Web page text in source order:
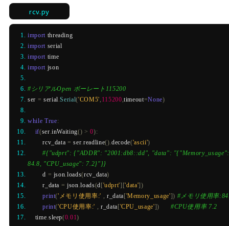
rcv.py
import threading
import serial
import time
import json
#シリアルOpen ボーレート115200
ser = serial.Serial('COM5', 115200,timeout=None)
while True:
if(ser.inWaiting() > 0):
        rcv_data
= ser.readline().decode('ascii')
#{"udprt": {"ADDR": "2001:db8::dd", "data": "{"Memory_usage":
84.8, "CPU_usage": 7.2}"}}
        d
= json.loads(rcv_data)
        r_data
= json.loads(d['udprt']['data'])
print('メモリ使用率:' , r_data['Memory_usage']) #メモリ使用率
print('CPU使用率:' , r_data['CPU_usage'])
#CPU使用率 7.2
    time
.sleep(0.01)